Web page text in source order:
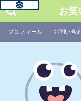
お
プロフィール お問い合